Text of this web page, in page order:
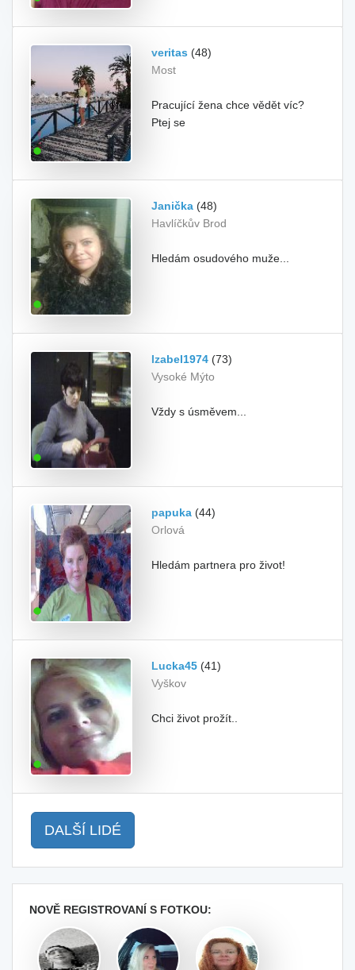
veritas (48)
Most
Pracující žena chce vědět víc?
Ptej se
Janička (48)
Havlíčkův Brod
Hledám osudového muže...
Izabel1974 (73)
Vysoké Mýto
Vždy s úsměvem...
papuka (44)
Orlová
Hledám partnera pro život!
Lucka45 (41)
Vyškov
Chci život prožít..
DALŠÍ LIDÉ
NOVĚ REGISTROVANÍ S FOTKOU: